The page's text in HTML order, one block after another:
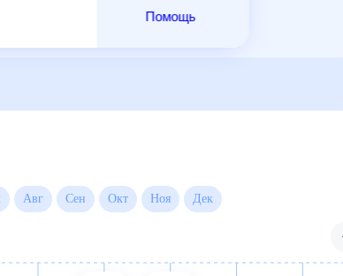
Помощь
Июл Авг Сен Окт Ноя